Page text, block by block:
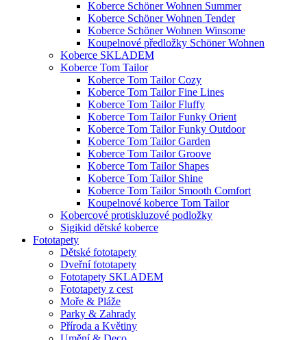
Koberce Schöner Wohnen Summer
Koberce Schöner Wohnen Tender
Koberce Schöner Wohnen Winsome
Koupelnové předložky Schöner Wohnen
Koberce SKLADEM
Koberce Tom Tailor
Koberce Tom Tailor Cozy
Koberce Tom Tailor Fine Lines
Koberce Tom Tailor Fluffy
Koberce Tom Tailor Funky Orient
Koberce Tom Tailor Funky Outdoor
Koberce Tom Tailor Garden
Koberce Tom Tailor Groove
Koberce Tom Tailor Shapes
Koberce Tom Tailor Shine
Koberce Tom Tailor Smooth Comfort
Koupelnové koberce Tom Tailor
Kobercové protiskluzové podložky
Sigikid dětské koberce
Fototapety
Dětské fototapety
Dveřní fototapety
Fototapety SKLADEM
Fototapety z cest
Moře & Pláže
Parky & Zahrady
Příroda a Květiny